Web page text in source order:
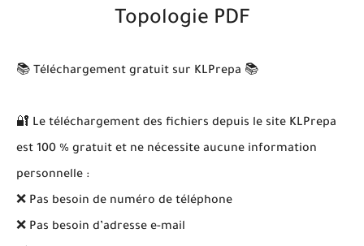
Topologie PDF
📚 Téléchargement gratuit sur KLPrepa 📚
🔐 Le téléchargement des fichiers depuis le site KLPrepa
est 100 % gratuit et ne nécessite aucune information
personnelle :
❌ Pas besoin de numéro de téléphone
❌ Pas besoin d’adresse e-mail